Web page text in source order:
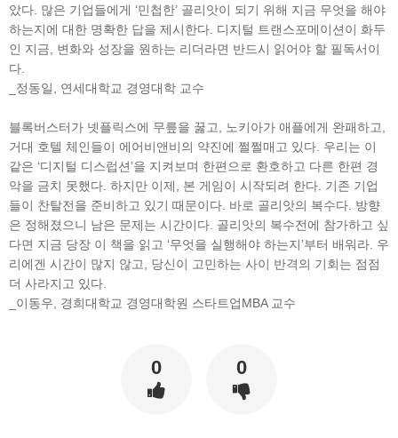
았다. 많은 기업들에게 ‘민첩한’ 골리앗이 되기 위해 지금 무엇을 해야
하는지에 대한 명확한 답을 제시한다. 디지털 트랜스포메이션이 화두
인 지금, 변화와 성장을 원하는 리더라면 반드시 읽어야 할 필독서이
다.
_정동일, 연세대학교 경영대학 교수
블록버스터가 넷플릭스에 무릎을 꿇고, 노키아가 애플에게 완패하고,
거대 호텔 체인들이 에어비앤비의 약진에 쩔쩔매고 있다. 우리는 이
같은 ‘디지털 디스럽션’을 지켜보며 한편으로 환호하고 다른 한편 경
악을 금치 못했다. 하지만 이제, 본 게임이 시작되려 한다. 기존 기업
들이 찬탈전을 준비하고 있기 때문이다. 바로 골리앗의 복수다. 방향
은 정해졌으니 남은 문제는 시간이다. 골리앗의 복수전에 참가하고 싶
다면 지금 당장 이 책을 읽고 ‘무엇을 실행해야 하는지’부터 배워라. 우
리에겐 시간이 많지 않고, 당신이 고민하는 사이 반격의 기회는 점점
더 사라지고 있다.
_이동우, 경희대학교 경영대학원 스타트업MBA 교수
0 0